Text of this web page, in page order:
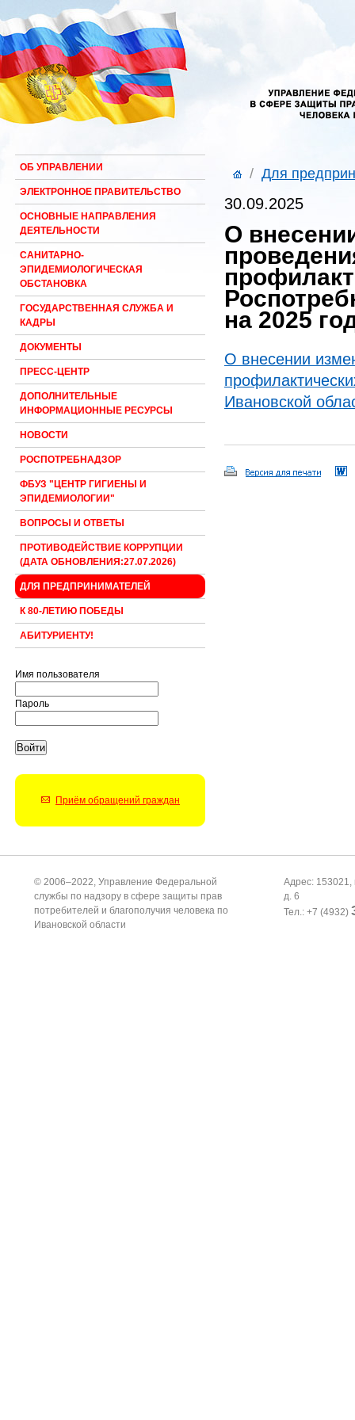
ОБ УПРАВЛЕНИИ
ЭЛЕКТРОННОЕ ПРАВИТЕЛЬСТВО
ОСНОВНЫЕ НАПРАВЛЕНИЯ
ДЕЯТЕЛЬНОСТИ
САНИТАРНО-
ЭПИДЕМИОЛОГИЧЕСКАЯ
ОБСТАНОВКА
ГОСУДАРСТВЕННАЯ СЛУЖБА И
КАДРЫ
ДОКУМЕНТЫ
ПРЕСС-ЦЕНТР
ДОПОЛНИТЕЛЬНЫЕ
ИНФОРМАЦИОННЫЕ РЕСУРСЫ
НОВОСТИ
РОСПОТРЕБНАДЗОР
ФБУЗ "ЦЕНТР ГИГИЕНЫ И
ЭПИДЕМИОЛОГИИ"
ВОПРОСЫ И ОТВЕТЫ
ПРОТИВОДЕЙСТВИЕ КОРРУПЦИИ
(ДАТА ОБНОВЛЕНИЯ:27.07.2026)
ДЛЯ ПРЕДПРИНИМАТЕЛЕЙ
К 80-ЛЕТИЮ ПОБЕДЫ
АБИТУРИЕНТУ!
Имя пользователя
Пароль
Приём обращений граждан
/ Для
30.09.2025
О
на 2025
О внесении
Ивановской
© 2006–2022, Управление Федеральной
службы по надзору в сфере защиты прав
потребителей и благополучия человека по
Ивановской области
Адрес: 153021,
д. 6
Тел.: +7 (4932)